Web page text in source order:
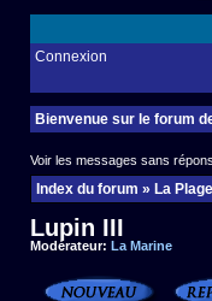
Connexion
Bienvenue sur le forum
Voir les messages sans
Index du forum » La Plage
Lupin III
Modérateur: La Marine